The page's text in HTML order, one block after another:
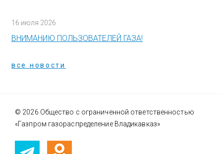
16 июля 2026
ВНИМАНИЮ ПОЛЬЗОВАТЕЛЕЙ ГАЗА!
все новости
© 2026 Общество с ограниченной ответственностью
«Газпром газораспределение Владикавказ»